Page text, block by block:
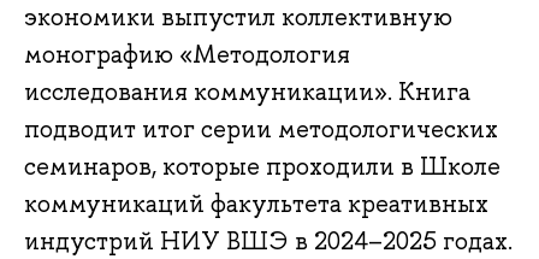
экономики выпустил коллективную
монографию «Методология
исследования коммуникации». Книга
подводит итог серии методологических
семинаров, которые проходили в Школе
коммуникаций факультета креативных
индустрий НИУ ВШЭ в 2024–2025 годах.